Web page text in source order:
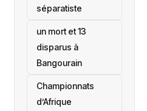
séparatiste
un mort et 13
disparus à
Bangourain
‎Championnats
d’Afrique